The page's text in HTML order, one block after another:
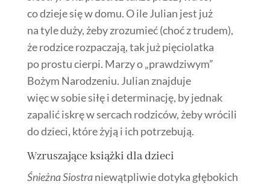
co dzieje się w domu. O ile Julian jest już
na tyle duży, żeby zrozumieć (choć z trudem),
że rodzice rozpaczają, tak już pięciolatka
po prostu cierpi. Marzy o „prawdziwym”
Bożym Narodzeniu. Julian znajduje
więc w sobie siłę i determinację, by jednak
zapalić iskrę w sercach rodziców, żeby wrócili
do dzieci, które żyją i ich potrzebują.
Wzruszające książki dla dzieci
Śnieżna Siostraniewątpliwie dotyka głębokich